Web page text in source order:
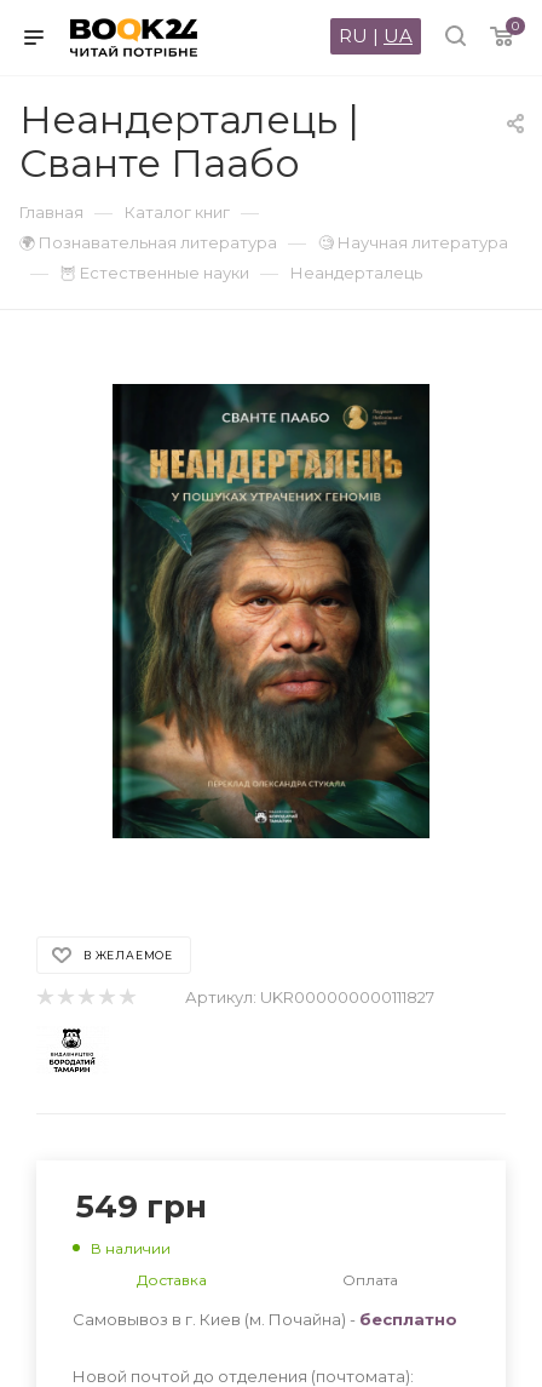
0
RU | UA
Неандерталець |
Сванте Паабо
Главная — Каталог книг —
🌍 Познавательная литература — 🧐 Научная литература
— 🦉 Естественные науки — Неандерталець
В ЖЕЛАЕМОЕ
Артикул: UKR000000000111827
549 грн
В наличии
Доставка
Оплата
Самовывоз в г. Киев (м. Почайна) - бесплатно
Новой почтой до отделения (почтомата):